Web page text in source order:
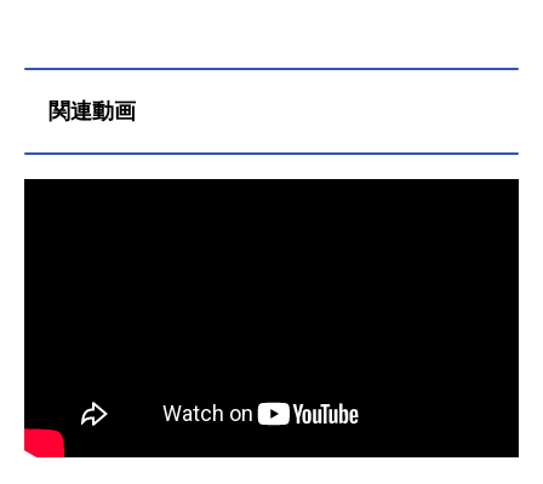
メス（鬼頭明里）スタッフ監督：サ
ギ公開開始年＆季節2022実写化映画
関連動画